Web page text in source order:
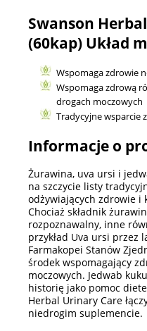
Swanson
(60kap) Układ
Wspomaga zdrowie
Wspomaga zdrową
drogach moczowych
Tradycyjne wsparcie
Informacje o
Żurawina, uva ursi i
na szczycie listy
odżywiających zdrowie i
Chociaż składnik
rozpoznawalny, inne
przykład Uva ursi przez
Farmakopei Stanów
środek wspomagający
moczowych. Jedwab
historię jako pomoc
Herbal Urinary Care
niedrogim suplemencie.